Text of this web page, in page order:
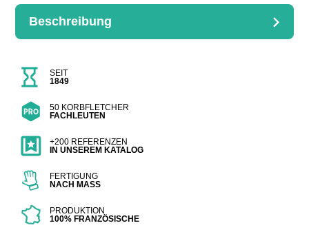
Beschreibung
SEIT
1849
50 KORBFLETCHER
FACHLEUTEN
+200 REFERENZEN
IN UNSEREM KATALOG
FERTIGUNG
NACH MASS
PRODUKTION
100% FRANZÖSISCHE